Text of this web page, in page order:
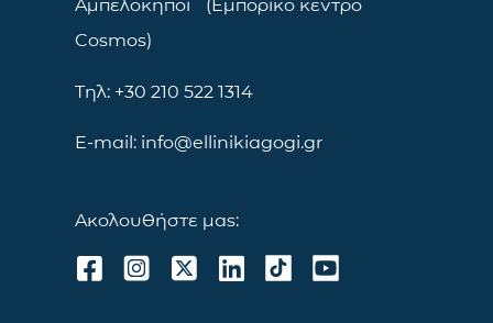
Αμπελόκηποι (Εμπορικό κέντρο
Cosmos)
Τηλ: +30 210 522 1314
E-mail: info@ellinikiagogi.gr
Ακολουθήστε μας: